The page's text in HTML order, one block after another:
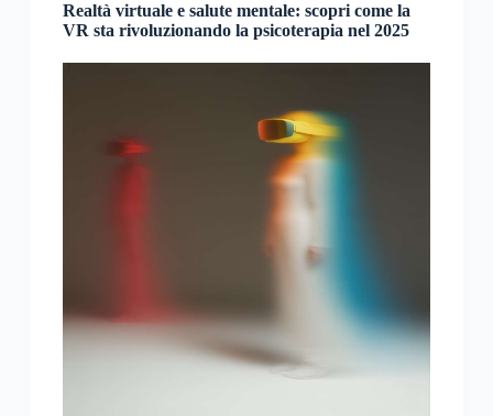
Realtà virtuale e salute mentale: scopri come la
VR sta rivoluzionando la psicoterapia nel 2025